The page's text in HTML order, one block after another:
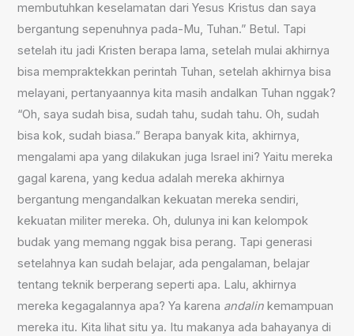
membutuhkan keselamatan dari Yesus Kristus dan saya
bergantung sepenuhnya pada-Mu, Tuhan.” Betul. Tapi
setelah itu jadi Kristen berapa lama, setelah mulai akhirnya
bisa mempraktekkan perintah Tuhan, setelah akhirnya bisa
melayani, pertanyaannya kita masih andalkan Tuhan nggak?
“Oh, saya sudah bisa, sudah tahu, sudah tahu. Oh, sudah
bisa kok, sudah biasa.” Berapa banyak kita, akhirnya,
mengalami apa yang dilakukan juga Israel ini? Yaitu mereka
gagal karena, yang kedua adalah mereka akhirnya
bergantung mengandalkan kekuatan mereka sendiri,
kekuatan militer mereka. Oh, dulunya ini kan kelompok
budak yang memang nggak bisa perang. Tapi generasi
setelahnya kan sudah belajar, ada pengalaman, belajar
tentang teknik berperang seperti apa. Lalu, akhirnya
mereka kegagalannya apa? Ya karena andalin kemampuan
mereka itu. Kita lihat situ ya. Itu makanya ada bahayanya di